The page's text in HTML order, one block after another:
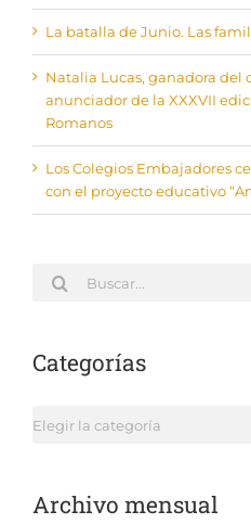
La batalla de Junio. Las
Natalia Lucas, ganadora del
anunciador de la XXXVII
Romanos
Los Colegios Embajadores
con el proyecto educativo
Buscar:
Categorías
Categorías
Archivo mensual